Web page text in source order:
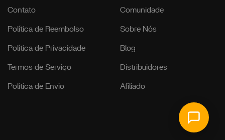
Contato
Política de Reembolso
Política de Privacidade
Termos de Serviço
Política de Envio
Comunidade
Sobre Nós
Blog
Distribuidores
Afiliado